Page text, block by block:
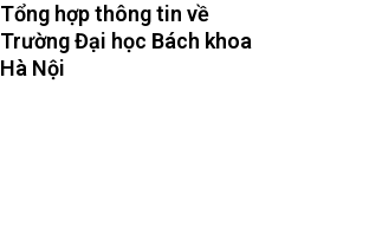
Tổng hợp thông tin về
Trường Đại học Bách khoa
Hà Nội